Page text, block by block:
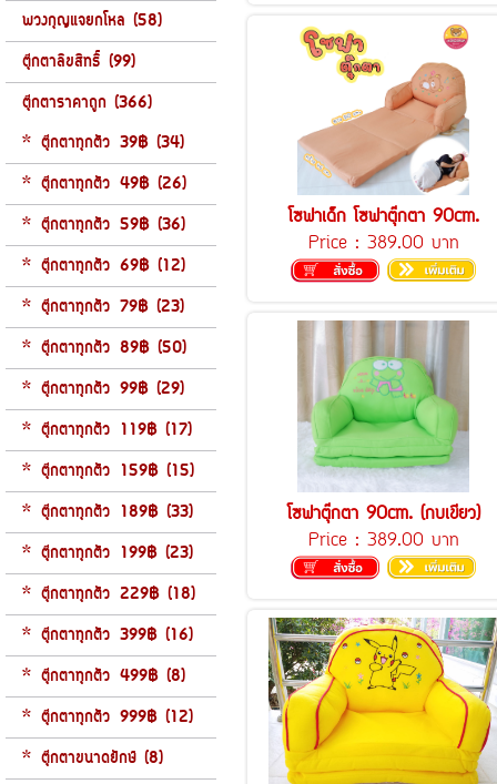
พวงกุญแจยกโหล (58)
ตุ๊กตาลิขสิทธิ์ (99)
ตุ๊กตาราคาถูก (366)
* ตุ๊กตาทุกตัว 39฿ (34)
* ตุ๊กตาทุกตัว 49฿ (26)
* ตุ๊กตาทุกตัว 59฿ (36)
* ตุ๊กตาทุกตัว 69฿ (12)
* ตุ๊กตาทุกตัว 79฿ (23)
* ตุ๊กตาทุกตัว 89฿ (50)
* ตุ๊กตาทุกตัว 99฿ (29)
* ตุ๊กตาทุกตัว 119฿ (17)
* ตุ๊กตาทุกตัว 159฿ (15)
* ตุ๊กตาทุกตัว 189฿ (33)
* ตุ๊กตาทุกตัว 199฿ (23)
* ตุ๊กตาทุกตัว 229฿ (18)
* ตุ๊กตาทุกตัว 399฿ (16)
* ตุ๊กตาทุกตัว 499฿ (8)
* ตุ๊กตาทุกตัว 999฿ (12)
* ตุ๊กตาขนาดยักษ์ (8)
โซฟาเด็ก โซฟาตุ๊กตา 90cm.
Price : 389.00 บาท
โซฟาตุ๊กตา 90cm. (กบเขียว)
Price : 389.00 บาท